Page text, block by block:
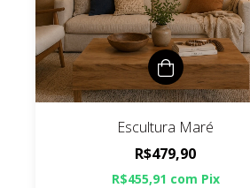
Escultura Maré
R$479,90
R$455,91 com Pix